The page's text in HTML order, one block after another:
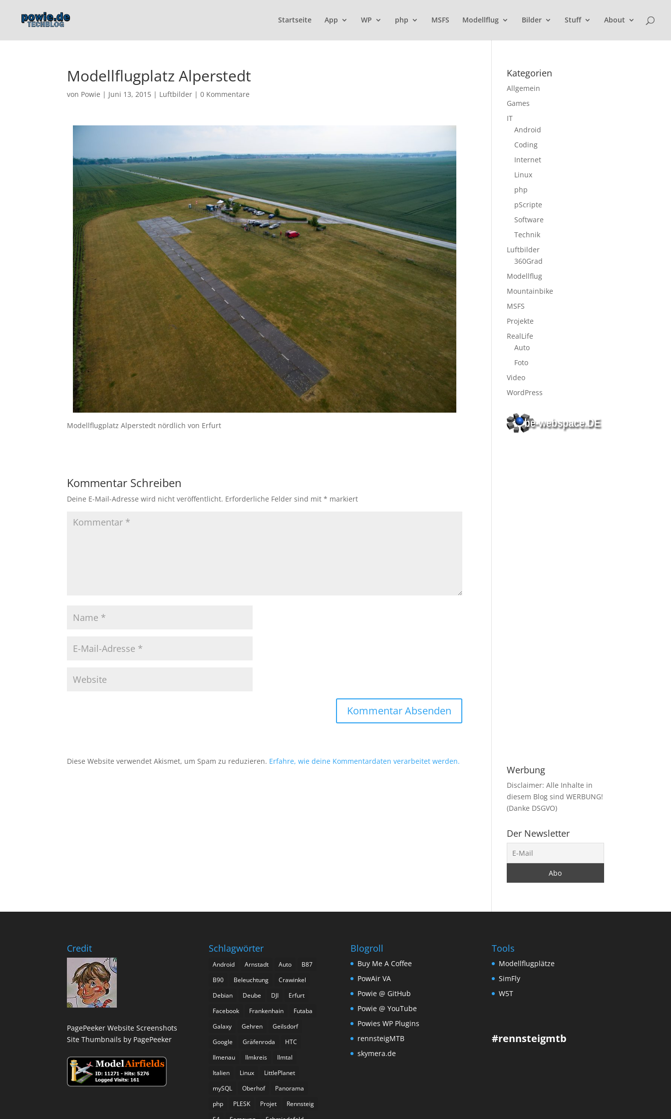
Startseite App WP php MSFS Modellflug Bilder Stuff About
Modellflugplatz Alperstedt
von Powie | Juni 13, 2015 | Luftbilder |0 Kommentare
Modellflugplatz Alperstedt nördlich von Erfurt
Kommentar Schreiben
Deine E-Mail-Adresse wird nicht veröffentlicht. Erforderliche Felder sind mit* markiert
Diese Website verwendet Akismet, um Spam zu reduzieren. Erfahre, wie deine Kommentardaten verarbeitet werden.
Kategorien
Allgemein
Games
IT
Android
Coding
Internet
Linux
php
pScripte
Software
Technik
Luftbilder
360Grad
Modellflug
Mountainbike
MSFS
Projekte
RealLife
Auto
Foto
Video
WordPress
Werbung
Disclaimer: Alle Inhalte in
diesem Blog sind WERBUNG!
(Danke DSGVO)
Der Newsletter
Credit
PagePeeker Website Screenshots
Site Thumbnails by PagePeeker
Schlagwörter
Android Arnstadt Auto
B87
B90
Beleuchtung
Crawinkel
Debian
Deube DJI
Erfurt
Facebook
Frankenhain
Futaba
Galaxy
Gehren
Geilsdorf
Google
Gräfenroda
HTC
Ilmenau
Ilmkreis
Ilmtal
Italien
Linux
LittlePlanet
mySQL
Oberhof
Panorama
php
PLESK Projet
Rennsteig
Blogroll
Buy Me A Coffee
PowAir VA
Powie @ GitHub
Powie @ YouTube
Powies WP Plugins
rennsteigMTB
skymera.de
Tools
Modellflugplätze
SimFly
W5T
#rennsteigmtb